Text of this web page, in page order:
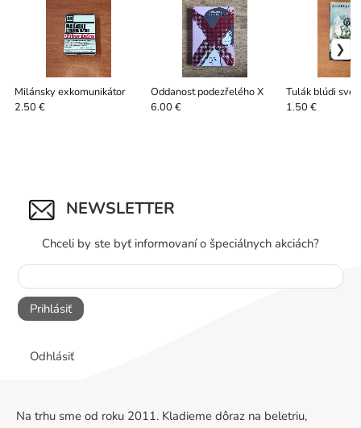
Milánsky exkomunikátor
2.50 €
Oddanost podezřelého X
6.00 €
Tulák blúdi
1.50 €
NEWSLETTER
Chceli by ste byť informovaní o špeciálnych akciách?
Prihlásiť
Odhlásiť
Na trhu sme od roku 2011. Kladieme dôraz na beletriu,